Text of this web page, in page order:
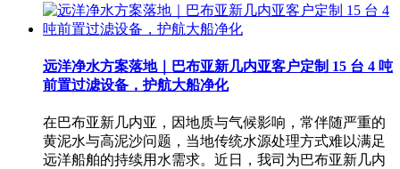
远洋净水方案落地｜巴布亚新几内亚客户定制 15 台 4 吨
前置过滤设备，护航大船净化
在巴布亚新几内亚，因地质与气候影响，常伴随严重的
黄泥水与高泥沙问题，当地传统水源处理方式难以满足
远洋船舶的持续用水需求。近日，我司为巴布亚新几内